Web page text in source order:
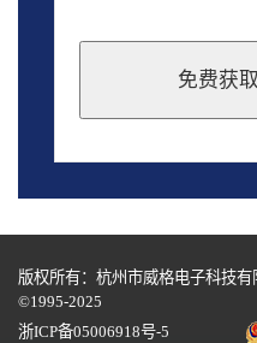
免费获
should
blank
版权所有：杭州市威格电子科技有
©1995-2025
浙ICP备05006918号-5